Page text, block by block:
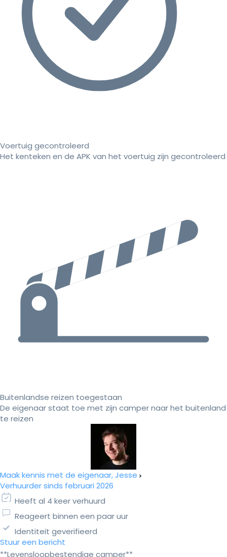
Voertuig gecontroleerd
Het kenteken en de APK van het voertuig zijn gecontroleerd
Buitenlandse reizen toegestaan
De eigenaar staat toe met zijn camper naar het buitenland
te reizen
Maak kennis met de eigenaar, Jesse
Verhuurder sinds februari 2026
Heeft al 4 keer verhuurd
Reageert binnen een paar uur
Identiteit geverifieerd
Stuur een bericht
**Levensloopbestendige camper**